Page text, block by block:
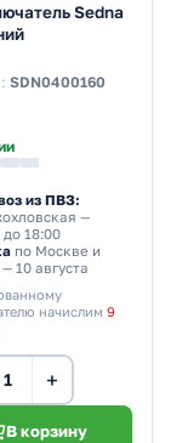
Sedna
SDN0400160
из ПВЗ:
—
18:00
по Москве и
10 августа
начислим 9
+
В корзину